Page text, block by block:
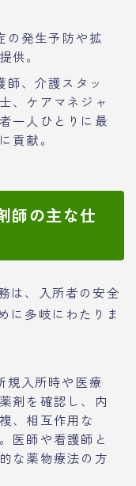
の発生予防や拡
供。
師、介護スタッ
、ケアマネジャ
一人ひとりに最
貢献。
師の主な仕
は、入所者の安全
に多岐にわたりま
規入所時や医療
剤を確認し、内
、相互作用な
医師や看護師と
な薬物療法の方